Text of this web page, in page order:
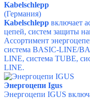
Kabelschlepp
(Германия)
Kabelschlepp включает
цепей, систем защиты
Ассортимент
система BASIC-LINE/
LINE, система TUBE,
LINE.
Энергоцепи Igus
Энергоцепи IGUS